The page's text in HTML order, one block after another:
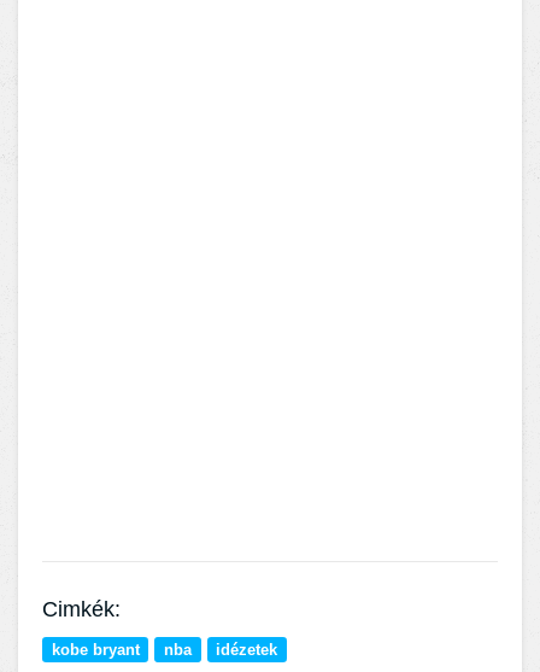
Cimkék:
kobe bryant nba idézetek